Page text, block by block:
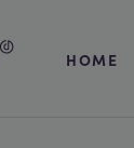
HOME